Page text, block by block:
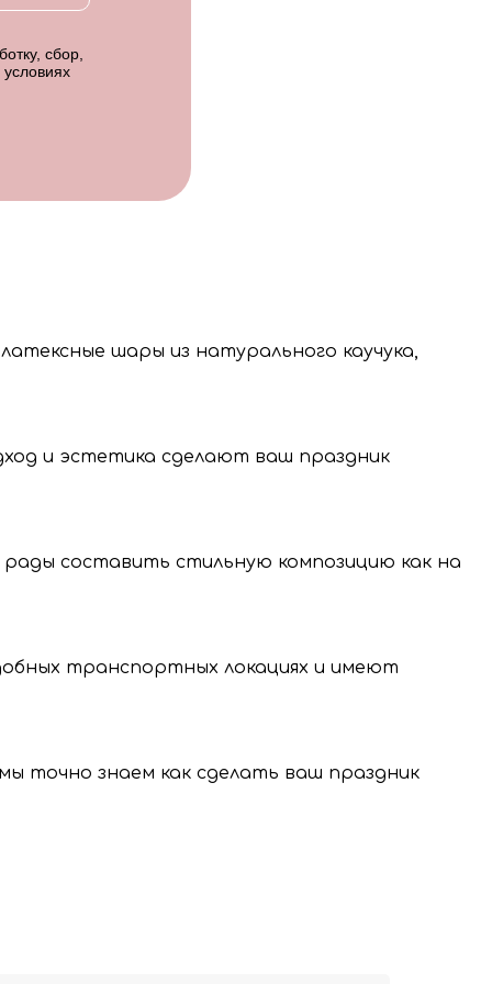
сбор,
и передачу
шары из натурального каучука,
и эстетика сделают ваш праздник
составить стильную композицию как на
транспортных локациях и имеют
точно знаем как сделать ваш праздник